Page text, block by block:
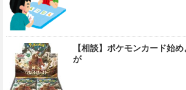
【相談】ポケモンカード始
が